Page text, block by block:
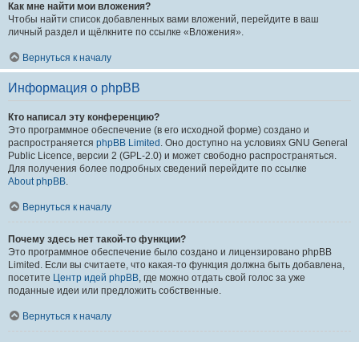
Как мне найти мои вложения?
Чтобы найти список добавленных вами вложений, перейдите в ваш
личный раздел и щёлкните по ссылке «Вложения».
Вернуться к началу
Информация о phpBB
Кто написал эту конференцию?
Это программное обеспечение (в его исходной форме) создано и
распространяется phpBB Limited . Оно доступно на условиях GNU General
Public Licence, версии 2 (GPL-2.0) и может свободно распространяться.
Для получения более подробных сведений перейдите по ссылке
About phpBB.
Вернуться к началу
Почему здесь нет такой-то функции?
Это программное обеспечение было создано и лицензировано phpBB
Limited. Если вы считаете, что какая-то функция должна быть добавлена,
посетите Центр идей phpBB, где можно отдать свой голос за уже
поданные идеи или предложить собственные.
Вернуться к началу